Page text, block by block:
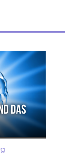
das